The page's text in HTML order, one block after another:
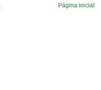
Página inicial